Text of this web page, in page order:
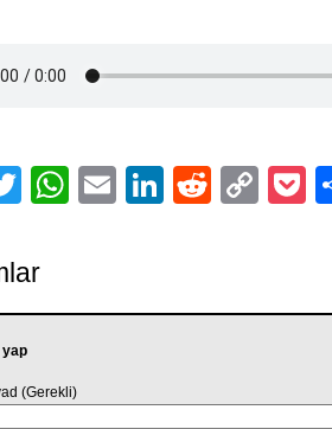
TwitterWhatsApp
EmailLinkedIn
Reddit
yap
(Gerekli)